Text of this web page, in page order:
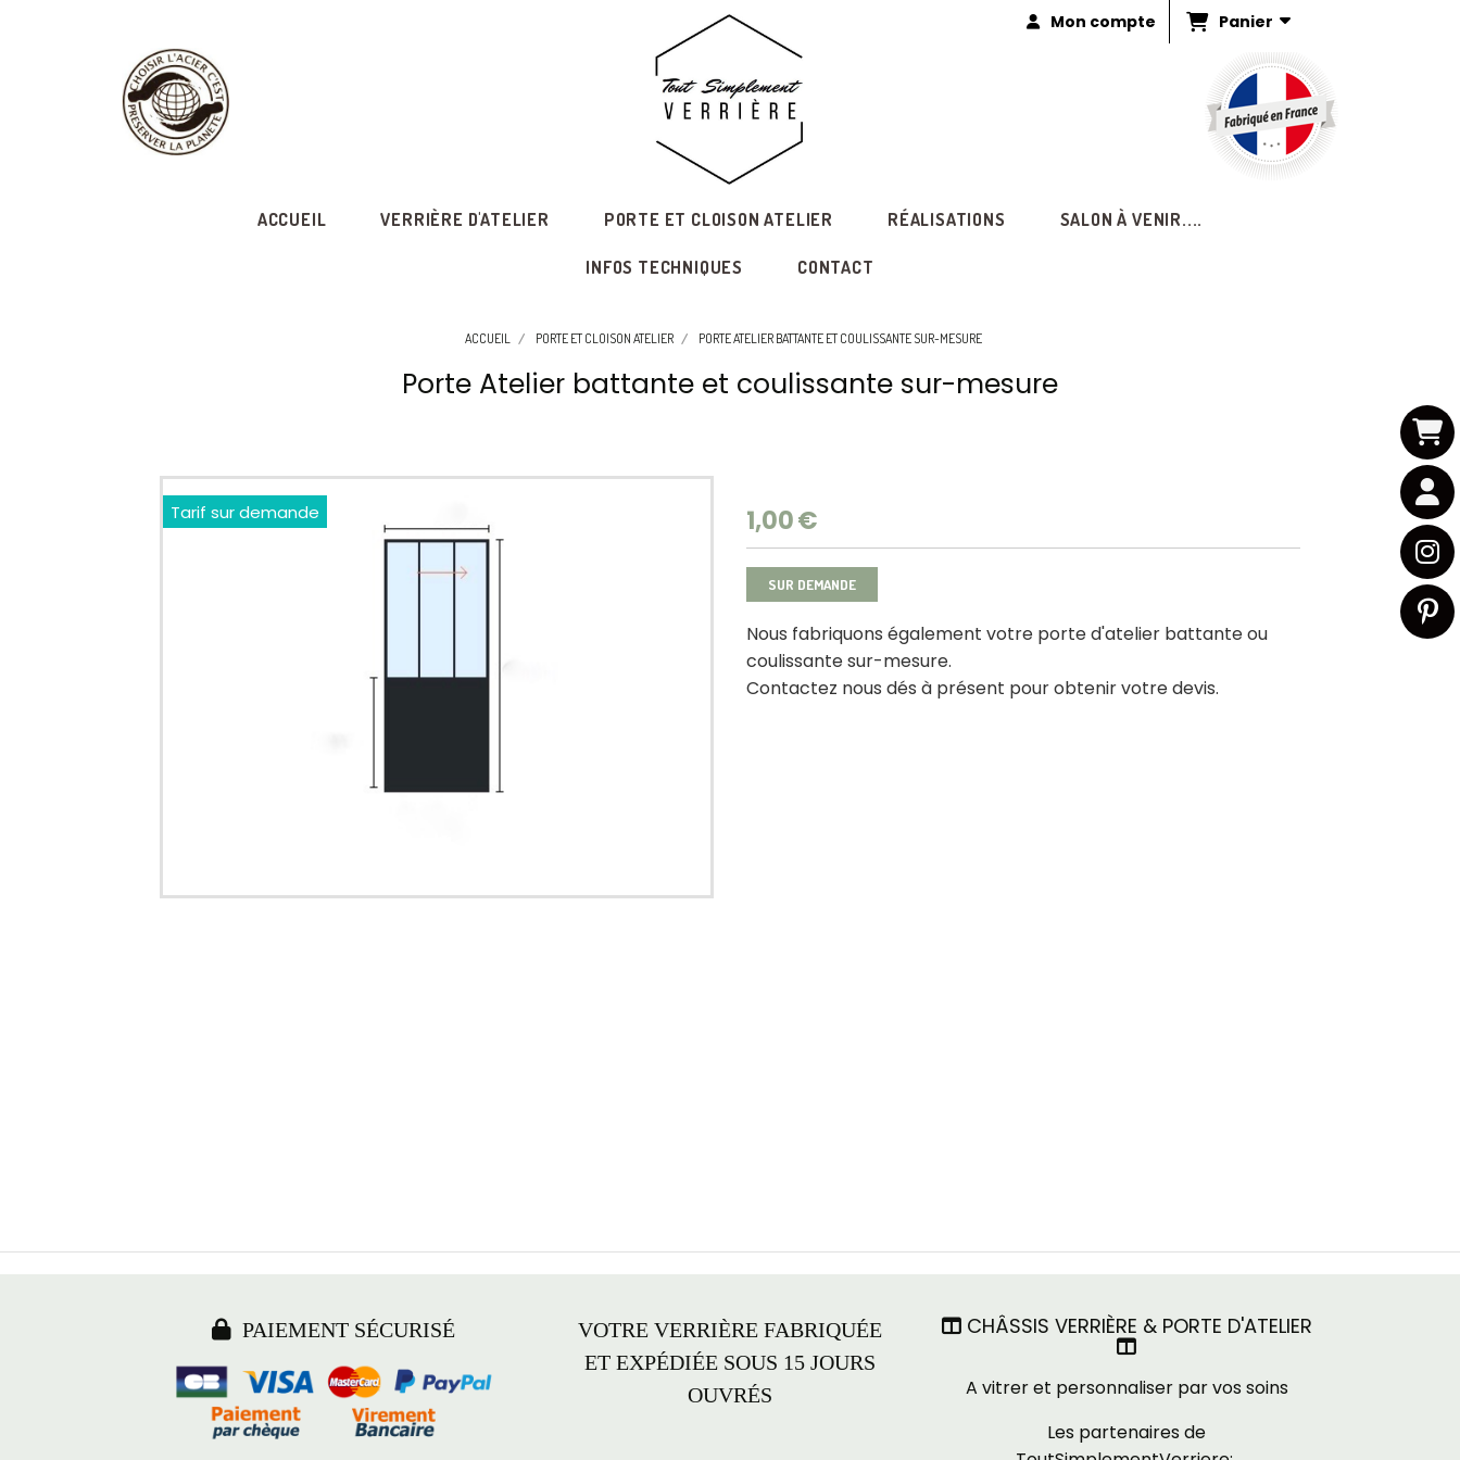
Mon compte Panier
ACCUEIL VERRIÈRE D'ATELIER PORTE ET CLOISON ATELIER RÉALISATIONS SALON À VENIR....
INFOS TECHNIQUES CONTACT
ACCUEIL PORTE ET CLOISON ATELIER PORTE ATELIER BATTANTE ET COULISSANTE SUR-MESURE
Porte Atelier battante et coulissante sur-mesure
Tarif sur demande 1,00€
SUR DEMANDE
Nous fabriquons également votre porte d'atelier battante ou
coulissante sur-mesure.
Contactez nous dés à présent pour obtenir votre devis.
 PAIEMENT SÉCURISÉ
VOTRE VERRIÈRE FABRIQUÉE
ET EXPÉDIÉE SOUS 15 JOURS
OUVRÉS
CHÂSSIS VERRIÈRE & PORTE D'ATELIER

A vitrer et personnaliser par vos soins
Les partenaires de